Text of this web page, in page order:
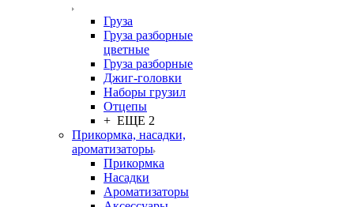
Груза
Груза разборные
цветные
Груза разборные
Джиг-головки
Наборы грузил
Отцепы
+ ЕЩЕ 2
Прикормка, насадки,
ароматизаторы
Прикормка
Насадки
Ароматизаторы